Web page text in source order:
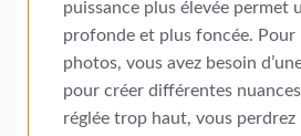
puissance plus élevée permet
profonde et plus foncée. Pour
photos, vous avez besoin
pour créer différentes
réglée trop haut, vous